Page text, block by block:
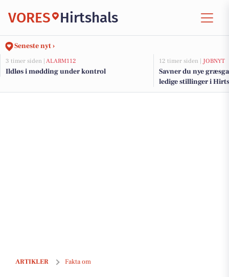
VORES Hirtshals
Seneste nyt ›
3 timer siden | ALARM112
Ildløs i mødding under kontrol
12 timer siden | JOBNYT
Savner du nye
ledige stillinger i
ARTIKLER Fakta om
Færre indbyggere i Hjørring Kommune oplever indbrud